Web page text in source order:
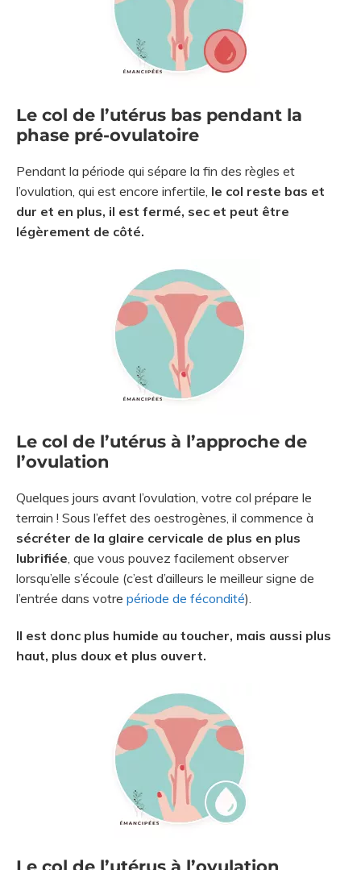
Le col de l’utérus bas pendant la
phase pré-ovulatoire
Pendant la période qui sépare la fin des règles et
l’ovulation, qui est encore infertile, le col reste bas et
dur et en plus, il est fermé, sec et peut être
légèrement de côté.
Le col de l’utérus à l’approche de
l’ovulation
Quelques jours avant l’ovulation, votre col prépare le
terrain ! Sous l’effet des oestrogènes, il commence à
sécréter de la glaire cervicale de plus en plus
lubrifiée, que vous pouvez facilement observer
lorsqu’elle s’écoule (c’est d’ailleurs le meilleur signe de
l’entrée dans votre période de fécondité).
Il est donc plus humide au toucher, mais aussi plus
haut, plus doux et plus ouvert.